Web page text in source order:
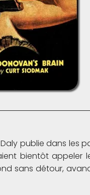
publie dans les
bientôt appeler
sans détour,